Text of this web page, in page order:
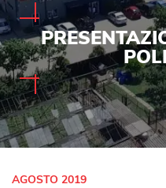
AGOSTO 2019